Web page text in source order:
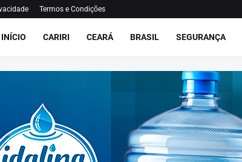
Termos e Condições
INÍCIO CARIRI CEARÁ BRASIL SEGURANÇA